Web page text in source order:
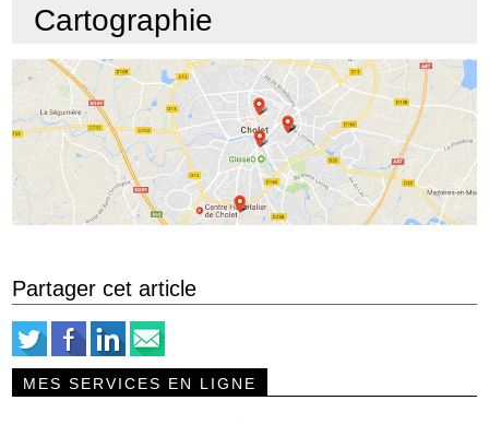
Cartographie
Partager cet article
MES SERVICES EN LIGNE